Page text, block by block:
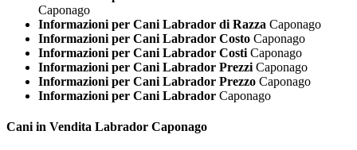
Caponago
Informazioni per Cani Labrador di Razza Caponago
Informazioni per Cani Labrador Costo Caponago
Informazioni per Cani Labrador Costi Caponago
Informazioni per Cani Labrador Prezzi Caponago
Informazioni per Cani Labrador Prezzo Caponago
Informazioni per Cani Labrador Caponago
Cani in Vendita Labrador Caponago